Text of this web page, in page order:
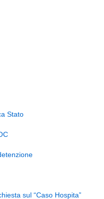
Stato
sul “Caso Hospita”